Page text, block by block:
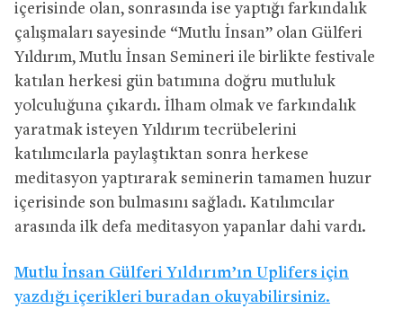
içerisinde olan, sonrasında ise yaptığı farkındalık
çalışmaları sayesinde “Mutlu İnsan” olan Gülferi
Yıldırım, Mutlu İnsan Semineri ile birlikte festivale
katılan herkesi gün batımına doğru mutluluk
yolculuğuna çıkardı. İlham olmak ve farkındalık
yaratmak isteyen Yıldırım tecrübelerini
katılımcılarla paylaştıktan sonra herkese
meditasyon yaptırarak seminerin tamamen huzur
içerisinde son bulmasını sağladı. Katılımcılar
arasında ilk defa meditasyon yapanlar dahi vardı.
Mutlu İnsan Gülferi Yıldırım’ın Uplifers için
yazdığı içerikleri buradan okuyabilirsiniz.